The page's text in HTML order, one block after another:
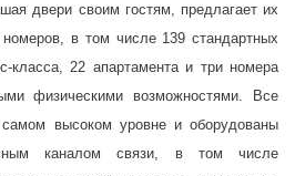
двери своим гостям, предлагает их
в том числе 139 стандартных
класса, 22 апартамента и три номера
физическими возможностями. Все
высоком уровне и оборудованы
каналом связи, в том числе